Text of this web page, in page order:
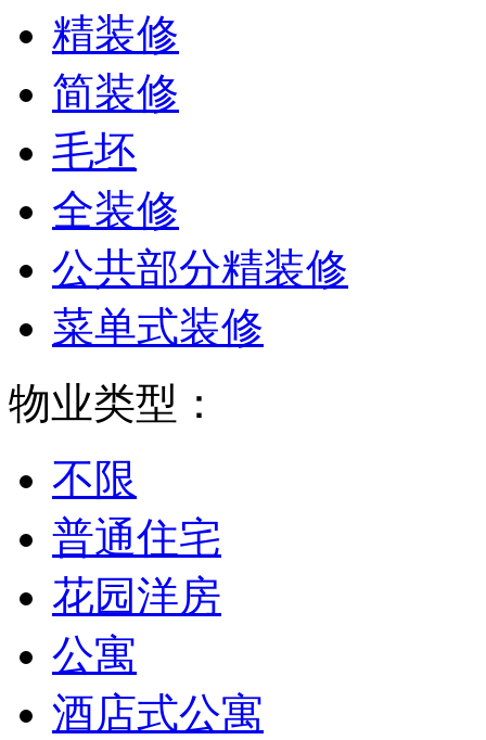
精装修
简装修
毛坯
全装修
公共部分精装修
菜单式装修
物业类型：
不限
普通住宅
花园洋房
公寓
酒店式公寓